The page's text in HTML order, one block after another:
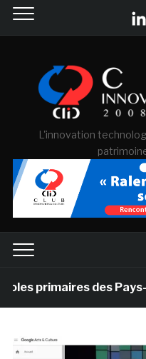
L'innovation
des Pays-bas